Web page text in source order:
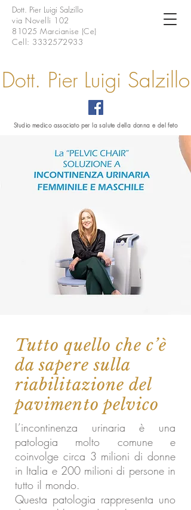
Dott. Pier Luigi Salzillo
via Novelli 102
81025 Marcianise (Ce)
Cell: 3332572933
Dott. Pier Luigi Salzillo
Studio medico associato per la salute della donna e del feto
Tutto quello che c’è
da sapere sulla
riabilitazione del
pavimento pelvico
L’incontinenza urinaria è una
patologia molto comune e
coinvolge circa 3 milioni di donne
in Italia e 200 milioni di persone in
tutto il mondo.
Questa patologia rappresenta uno